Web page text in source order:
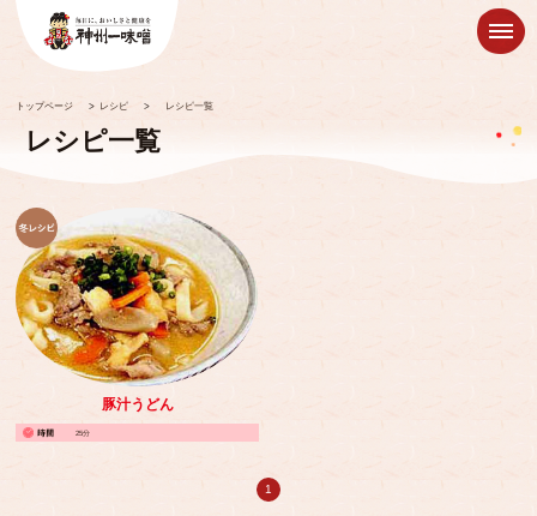
トップページ > レシピ > レシピ一覧
レシピ一覧
豚汁うどん
25分
1